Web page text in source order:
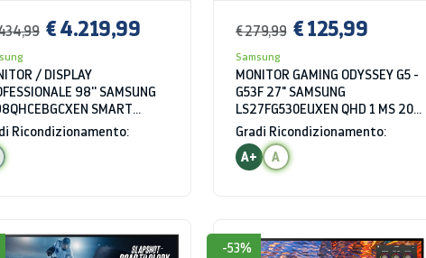
€ 4.219,99
/ DISPLAY
98'' SAMSUNG
SMART
SERIE QHC 4K UHD 8
HDMI USB BLUETOOTH
Ricondizionamento:
€ 279,99 € 125,99
Samsung
MONITOR GAMING ODYSSEY G5 -
G53F 27" SAMSUNG
LS27FG530EUXEN QHD 1 MS 200
HZ HDR
Gradi Ricondizionamento:
A+
A
-53%